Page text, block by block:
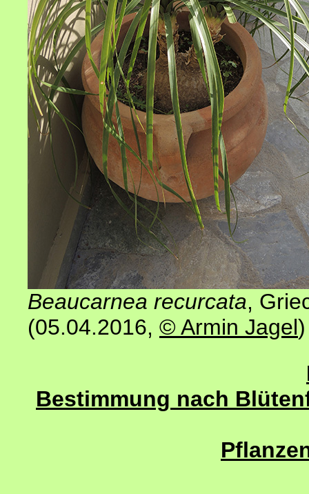
Beaucarnea recurcata,
(05.04.2016, © Armin Jagel)
Bestimmung nach